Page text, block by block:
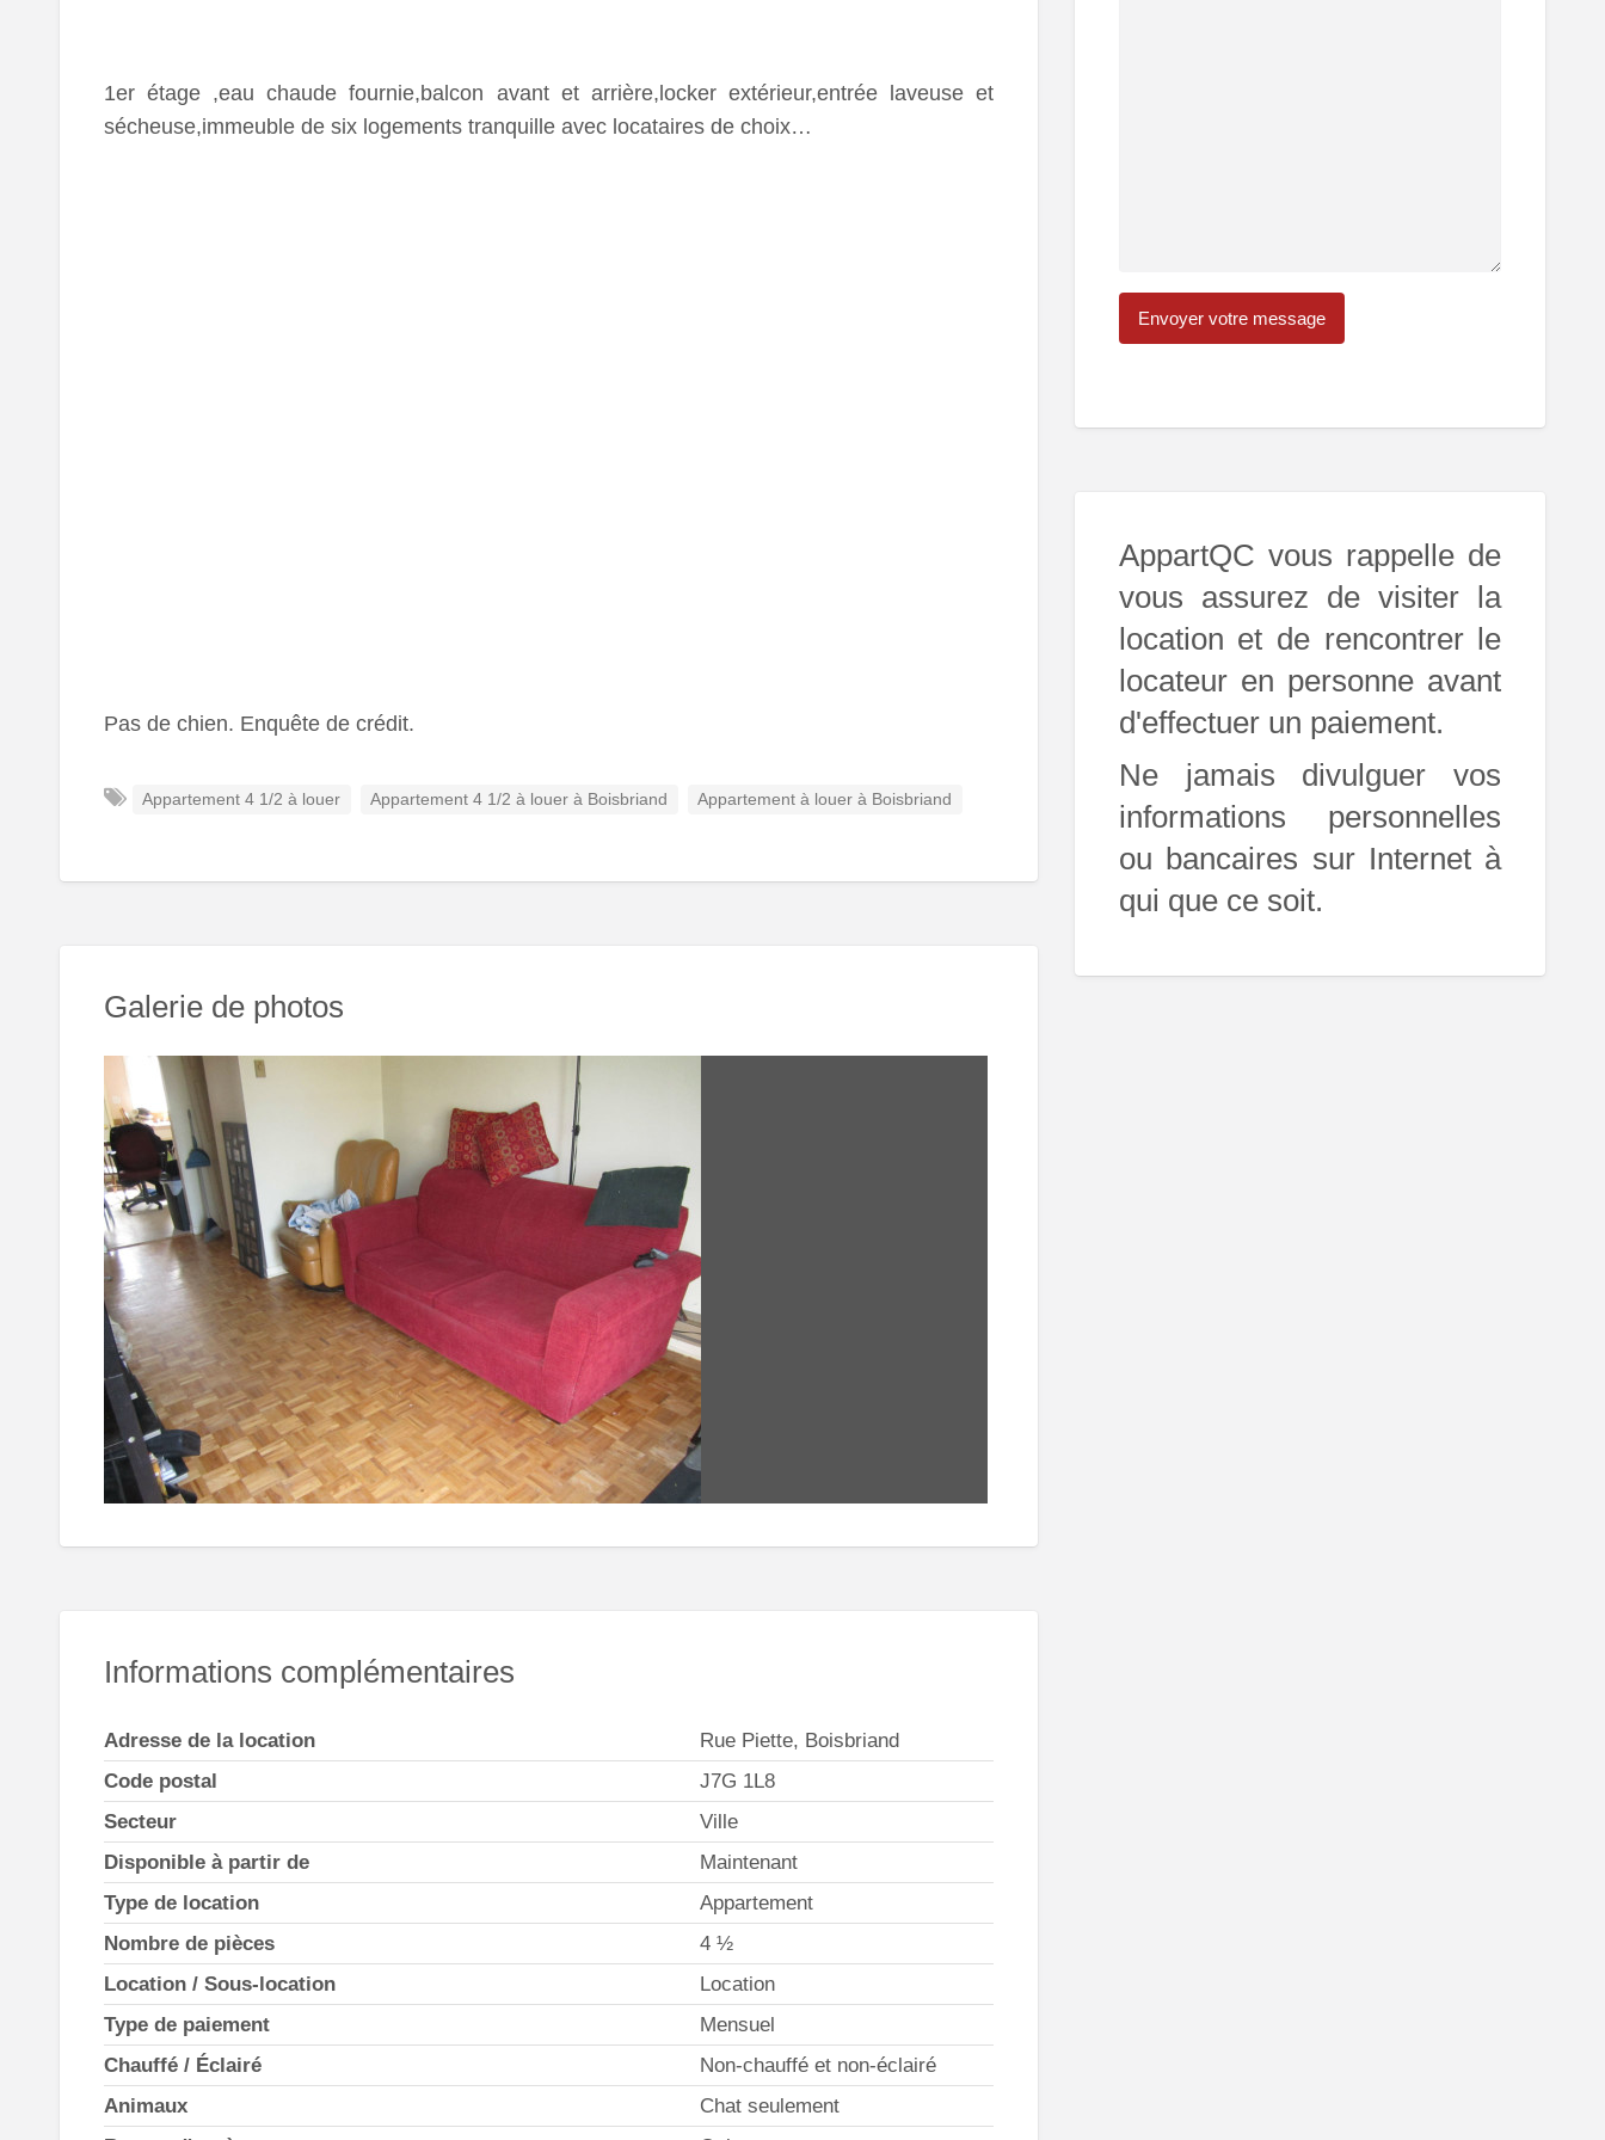
1er étage ,eau chaude fournie,balcon avant et arrière,locker extérieur,entrée laveuse et
sécheuse,immeuble de six logements tranquille avec locataires de choix…
Pas de chien. Enquête de crédit.
Appartement 4 1/2 à louer Appartement 4 1/2 à louer à Boisbriand Appartement à louer à Boisbriand
Galerie de photos
Informations complémentaires
Adresse de la location
Rue Piette, Boisbriand
Code postal
J7G 1L8
Secteur
Ville
Disponible à partir de
Maintenant
Type de location
Appartement
Nombre de pièces
4 ½
Location / Sous-location
Location
Type de paiement
Mensuel
Chauffé / Éclairé
Non-chauffé et non-éclairé
Animaux
Chat seulement
AppartQC vous rappelle de
vous assurez de visiter la
location et de rencontrer le
locateur en personne avant
d'effectuer un paiement.
Ne jamais divulguer vos
informations personnelles
ou bancaires sur Internet à
qui que ce soit.